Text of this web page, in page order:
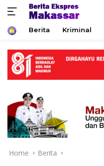
content
HomeBerita Kriminal
Home Berita